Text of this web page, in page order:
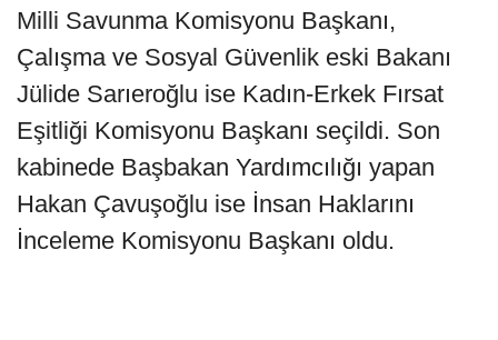
Milli Savunma Komisyonu Başkanı,
Çalışma ve Sosyal Güvenlik eski Bakanı
Jülide Sarıeroğlu ise Kadın-Erkek Fırsat
Eşitliği Komisyonu Başkanı seçildi. Son
kabinede Başbakan Yardımcılığı yapan
Hakan Çavuşoğlu ise İnsan Haklarını
İnceleme Komisyonu Başkanı oldu.